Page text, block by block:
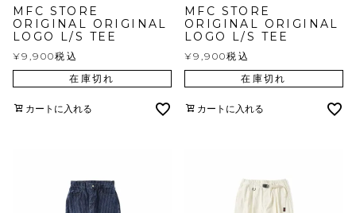
MFC STORE
ORIGINAL ORIGINAL
LOGO L/S TEE
¥9,900税込
在庫切れ
カートに入れる
MFC STORE
ORIGINAL ORIGINAL
LOGO L/S TEE
¥9,900税込
在庫切れ
カートに入れる